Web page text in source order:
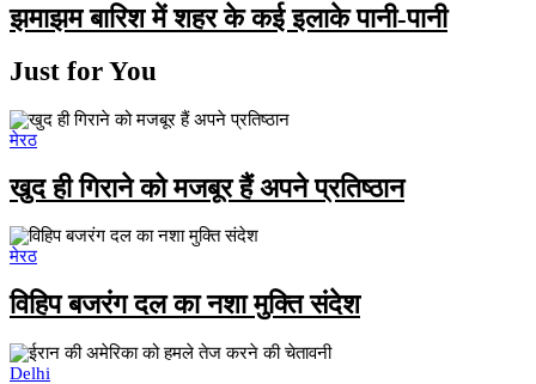
झमाझम बारिश में शहर के कई इलाके पानी-पानी
Just for You
मेरठ
खुद ही गिराने को मजबूर हैं अपने प्रतिष्ठान
मेरठ
विहिप बजरंग दल का नशा मुक्ति संदेश
Delhi